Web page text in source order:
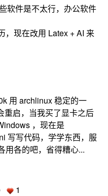
软件是不太行，办公软件
，现在改用 Latex + AI 来
用 archlinux 稳定的一
重启，当我买了显卡之后
，现在是
写写代码，学学东西，服
用各的吧，省得糟心...
1